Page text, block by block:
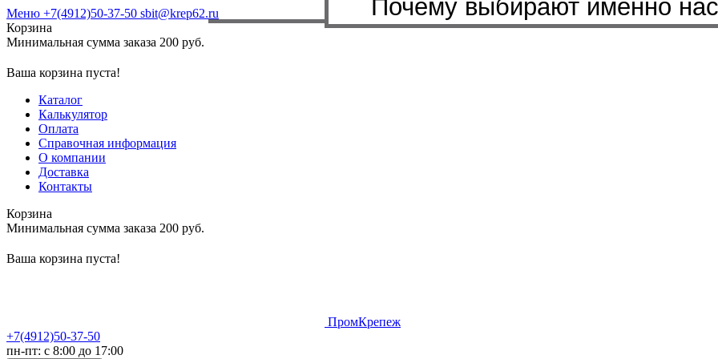
Меню +7(4912)50-37-50 sbit@krep62.ru
Корзина
Минимальная сумма заказа 200 руб.
Ваша корзина пуста!
Каталог
Калькулятор
Оплата
Справочная информация
О компании
Доставка
Контакты
Корзина
Минимальная сумма заказа 200 руб.
Ваша корзина пуста!
ПромКрепеж
+7(4912)50-37-50
пн-пт: с 8:00 до 17:00
Почему выбирают именно